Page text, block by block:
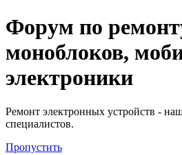
Регистрация
Форум по
моноблоков,
электроники
Ремонт электронных устройств -
специалистов.
Пропустить